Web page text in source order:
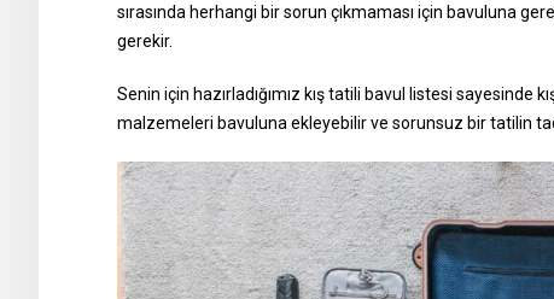
sırasında herhangi bir sorun çıkmaması için bavuluna
gerekir.
Senin için hazırladığımız kış tatili bavul listesi
malzemeleri bavuluna ekleyebilir ve sorunsuz bir tatilin